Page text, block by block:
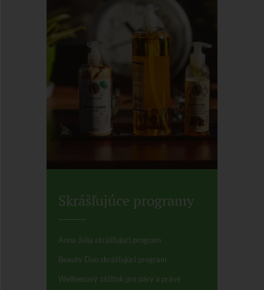
Skrášľujúce programy
Anna Júlia skrášľujúci program
Beauty Duo skrášľujúci program
Wellnesový zážitok pre páry a pravé